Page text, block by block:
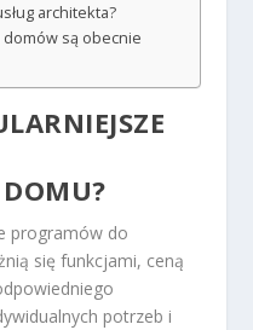
architekta?
są obecnie
programów do
się funkcjami, ceną
potrzeb i